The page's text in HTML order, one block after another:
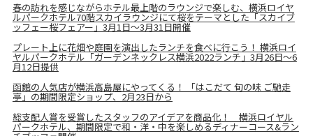
春の訪れを感じながらホテル最上階のラウンジで楽しむ、横浜ロイヤ
ルパークホテル70階スカイラウンジにて桜をテーマとした「スカイブ
ッフェー桜フェアー」3月1日～3月31日開催
プレート上に花畑や庭園を演出したランチを食べに行こう！ 横浜ロイ
ヤルパークホテル「ガーデンネックレス横浜2022ランチ」3月26日～6
月12日提供
函館の人気店が横浜高島屋にやってくる！ 「はこだて 旬の味 ご馳走
亭」の期間限定ショップ、2月23日から
総支配人賞を受賞したスタッフのアイデアを商品化！ 横浜ロイヤル
パークホテル、期間限定で和・洋・中を楽しめるディナーコース&ラン